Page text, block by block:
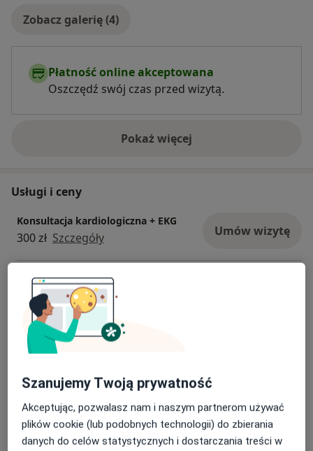
Zobacz galerię (4)
Płatność online akceptowana
Oszczędź swój czas przed wizytą.
Pokaż więcejo doświadczeniu
Usługi i ceny
Konsultacja kardiologiczna + EKG
300 zł Szczegóły Umów wizytę
ECHO serca
250 zł Szczegóły
Konsultacja internistyczna
200 zł Szczegóły
wizyta)
250 zł Szczegóły
Umów wizytę
Szanujemy Twoją prywatność
Akceptując, pozwalasz nam i naszym partnerom używać
plików cookie (lub podobnych technologii) do zbierania
danych do celów statystycznych i dostarczania treści w